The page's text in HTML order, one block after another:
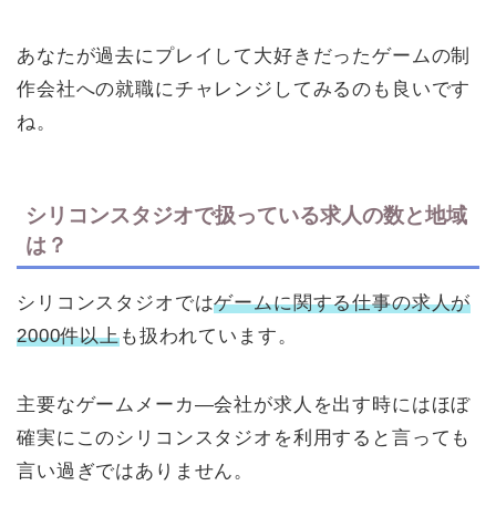
あなたが過去にプレイして大好きだったゲームの制
作会社への就職にチャレンジしてみるのも良いです
ね。
シリコンスタジオで扱っている求人の数と地域
は？
シリコンスタジオではゲームに関する仕事の求人が
2000件以上も扱われています。
主要なゲームメーカ―会社が求人を出す時にはほぼ
確実にこのシリコンスタジオを利用すると言っても
言い過ぎではありません。